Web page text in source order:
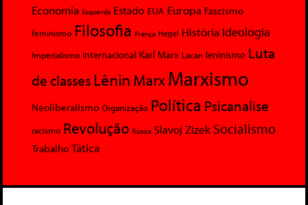
Economia Esquerda Estado EUA Europa Fascismo
feminismo Filosofia França Hegel História Ideologia
Imperialismo Internacional Karl Marx Lacan leninismo Luta
de classesLênin MarxMarxismo
Neoliberalismo Organização Política Psicanalise
racismo Revolução Rússia Slavoj Zizek Socialismo
Trabalho Tática